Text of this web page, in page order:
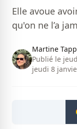
Elle avoue
qu'on ne l’a
Martine Tapp
Publié le
jeudi 8